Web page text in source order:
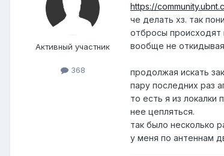
Активный участник
368
https://
че делать хз. так
отбросы происходят
вообще не откидывая
продолжая искать
пару последних раз
то есть я из локалки
нее цепляться.
так было несколько
у меня по антеннам